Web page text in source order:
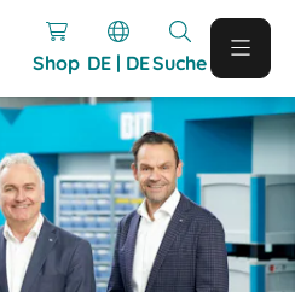
Shop DE | DESuche